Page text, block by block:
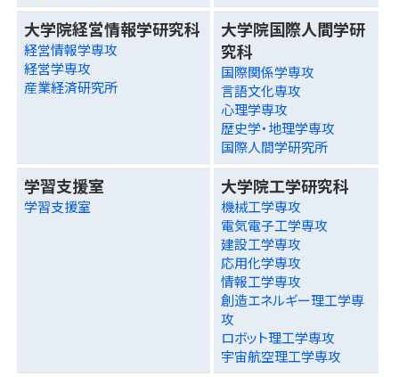
大学院経営情報学研究科
経営情報学専攻
経営学専攻
産業経済研究所
大学院国際人間学研
究科
国際関係学専攻
言語文化専攻
心理学専攻
歴史学・地理学専攻
国際人間学研究所
学習支援室
学習支援室
大学院工学研究科
機械工学専攻
電気電子工学専攻
建設工学専攻
応用化学専攻
情報工学専攻
創造エネルギー理工学専
攻
ロボット理工学専攻
宇宙航空理工学専攻